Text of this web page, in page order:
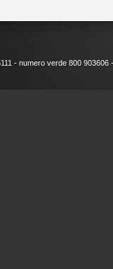
- numero verde 800 903606